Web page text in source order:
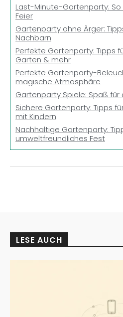
Last-Minute-Gartenparty:
Feier
Gartenparty ohne Ärger:
Nachbarn
Perfekte Gartenparty: Tipps
Garten & mehr
Perfekte Gartenparty-
magische Atmosphäre
Gartenparty Spiele: Spaß
Sichere Gartenparty: Tipps
mit Kindern
Nachhaltige Gartenparty:
umweltfreundliches Fest
LESE AUCH